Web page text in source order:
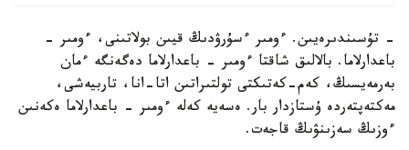
- تۇسىندىرەيىن. ءومىر ءسۇرۋدىڭ قيىن بولاتىنى، ءومىر -
باعدارلاما. بالالىق شاقتا ءومىر - باعدارلاما دەگەنگە ءمان
بەرمەيسىڭ، كەم-كەتىكتى تولتىراتىن اتا-انا، تاربيەشى،
مەكتەپتەردە ۇستازدار بار. ەسەيە كەلە ءومىر - باعدارلاما ەكەنىن
ءوزىڭ سەزىنۋىڭ قاجەت.